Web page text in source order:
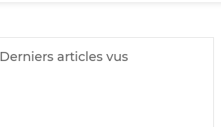
Derniers articles vus